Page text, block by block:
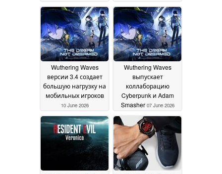
2026
Wuthering Waves
версии 3.4 создает
большую нагрузку на
мобильных игроков
10 June 2026
Wuthering Waves
выпускает
коллаборацию
Cyberpunk и Adam
Smasher 07 June 2026